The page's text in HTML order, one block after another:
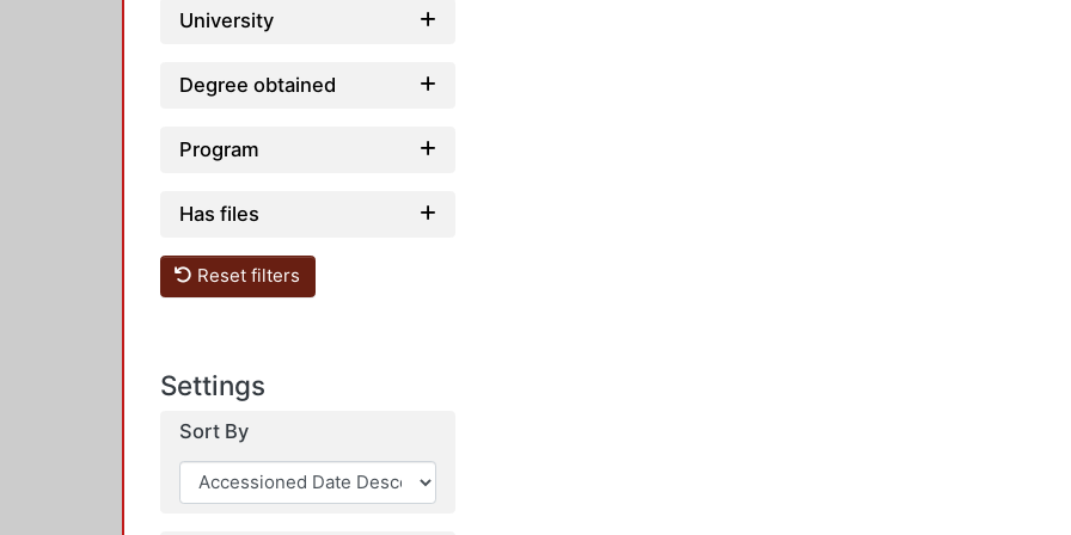
University
Degree obtained
Program
Has files
Reset filters
Settings
Sort By